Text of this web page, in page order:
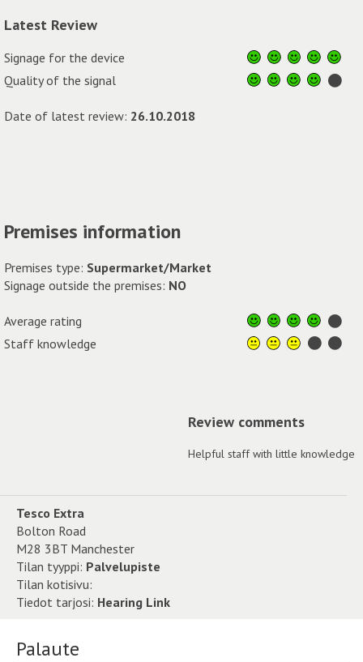
Latest Review
Signage for the device
Quality of the signal
Date of latest review: 26.10.2018
Premises information
Premises type: Supermarket/Market
Signage outside the premises: NO
Average rating
Staff knowledge
Review comments
Helpful staff with little knowledge
Tesco Extra
Bolton Road
M28 3BT Manchester
Tilan tyyppi: Palvelupiste
Tilan kotisivu:
Tiedot tarjosi: Hearing Link
Palaute